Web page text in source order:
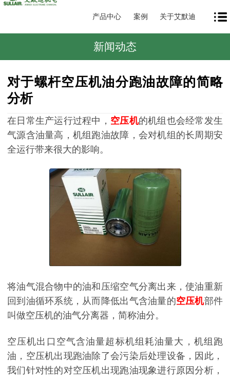
产品中心 案例 关于艾默迪
新闻动态
对于螺杆空压机油分跑油故障的简略
分析
在日常生产运行过程中， 空压机的机组也会经常发生
气源含油量高，机组跑油故障，会对机组的长周期安
全运行带来很大的影响。
将油气混合物中的油和压缩空气分离出来，使油重新
回到油循环系统，从而降低出气含油量的空压机部件
叫做空压机的油气分离器，简称油分。
空压机出口空气含油量超标机组耗油量大，机组跑
油，空压机出现跑油除了会污染后处理设备，因此，
我们针对性的对空压机出现跑油现象进行原因分析，